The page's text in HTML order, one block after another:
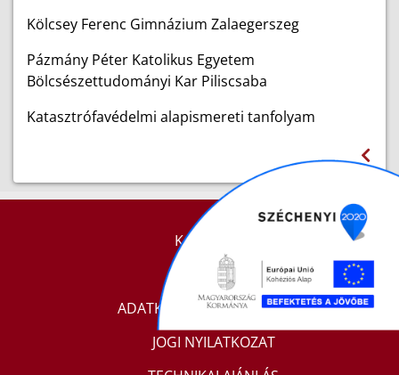
Kölcsey Ferenc Gimnázium Zalaegerszeg
Pázmány Péter Katolikus Egyetem
Bölcsészettudományi Kar Piliscsaba
Katasztrófavédelmi alapismereti tanfolyam
KAPCSOLAT
IMPRESSZUM
ADATKEZELÉSI TÁJÉKOZTATÓ
JOGI NYILATKOZAT